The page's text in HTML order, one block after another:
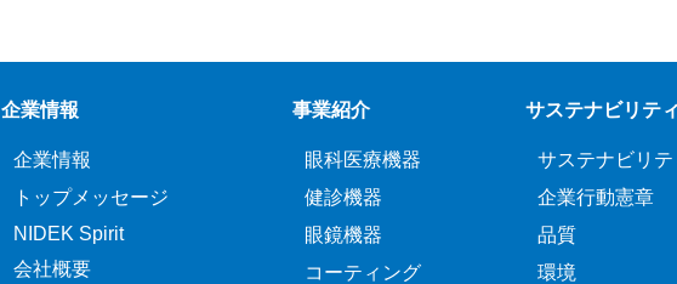
企業情報
企業情報
トップメッセージ
NIDEK Spirit
会社概要
事業紹介
眼科医療機器
健診機器
眼鏡機器
コーティング
サステナビリティ
サステナビリテ
企業行動憲章
品質
環境